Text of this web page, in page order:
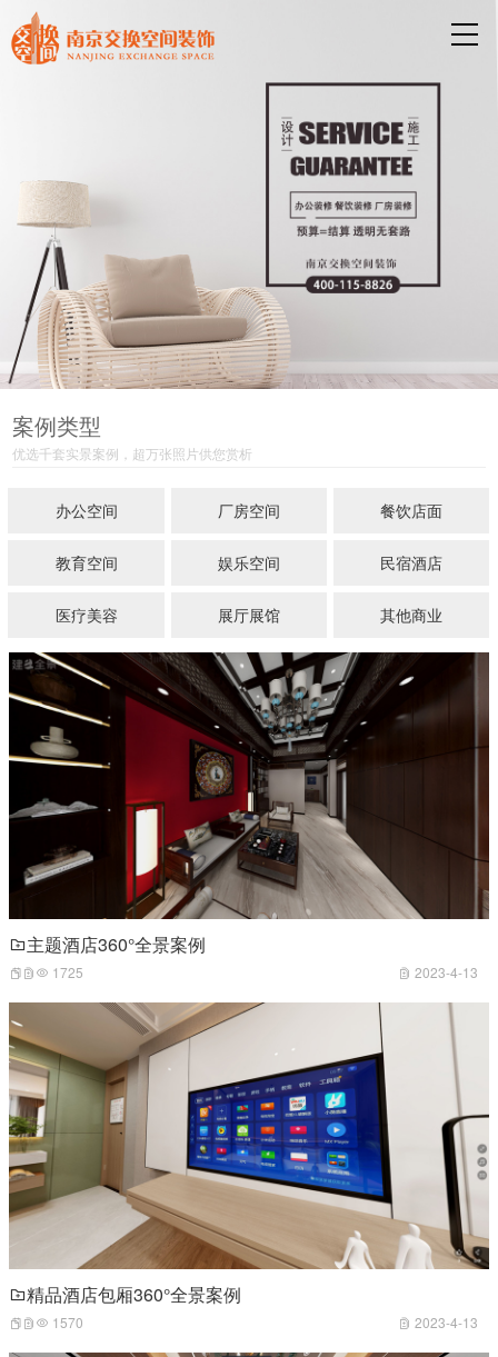
案例类型
优选千套实景案例，超万张照片供您赏析
办公空间 厂房空间 餐饮店面
教育空间 娱乐空间 民宿酒店
医疗美容 展厅展馆 其他商业
主题酒店360°全景案例
1725 2023-4-13
精品酒店包厢360°全景案例
1570 2023-4-13